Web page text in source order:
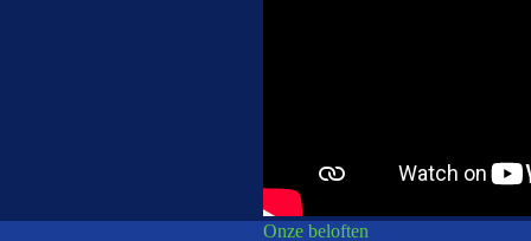
Onze beloften